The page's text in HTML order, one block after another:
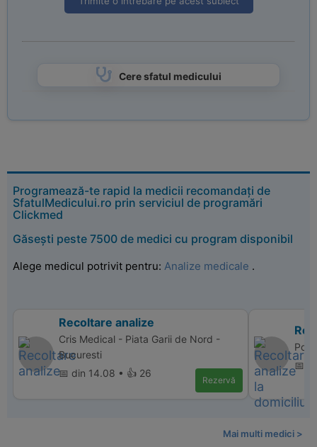
Cere sfatul medicului
Programează-te rapid la medicii recomandați de
SfatulMedicului.ro prin serviciul de programări
Clickmed
Găsești peste 7500 de medici cu program disponibil
Alege medicul potrivit pentru: Analize medicale .
Recoltare analize
Cris Medical - Piata Garii de Nord -
Bucuresti
📅 din 14.08 • 👍 26
Rezervă
📅
Mai multi medici >